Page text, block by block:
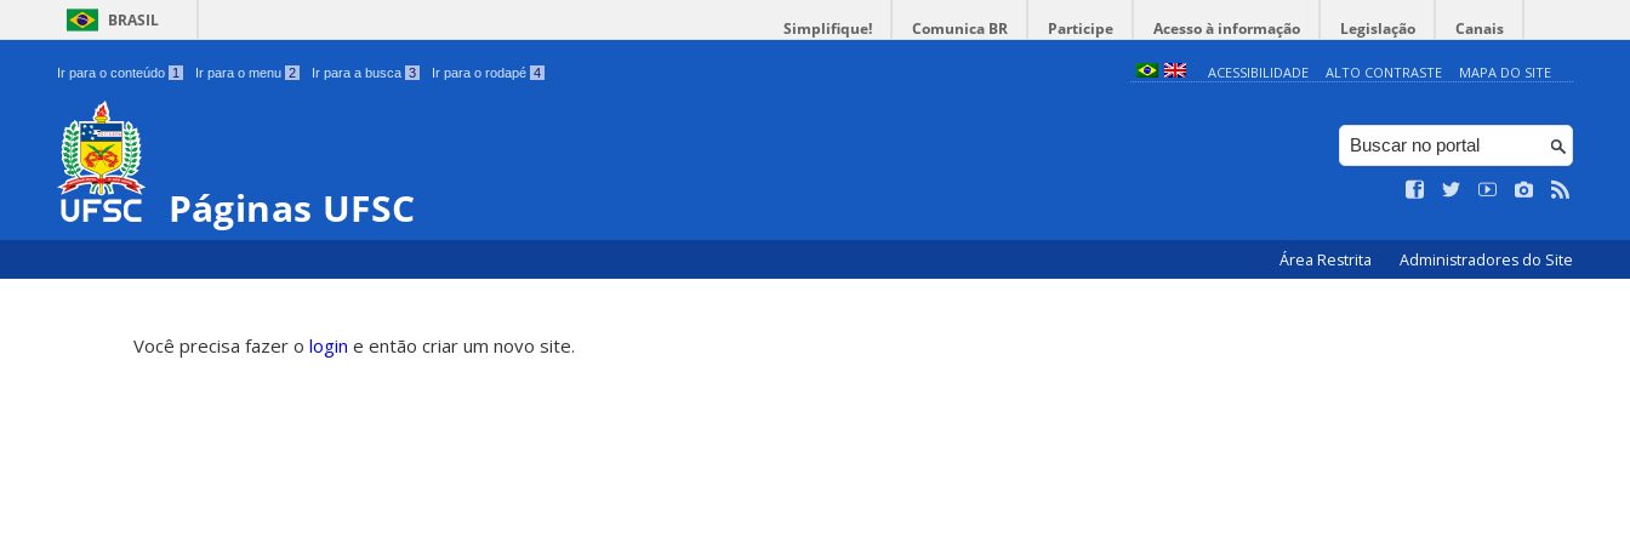
BRASIL Simplifique! Comunica BR Participe Acesso à informação Legislação Canais
Ir para o conteúdo 1 Ir para o menu 2 Ir para a busca 3 Ir para o rodapé 4 ACESSIBILIDADE ALTO CONTRASTE MAPA DO SITE
Páginas UFSC
Área Restrita Administradores do Site
Você precisa fazer o login e então criar um novo site.